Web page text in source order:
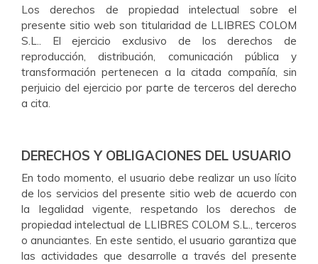
Los derechos de propiedad intelectual sobre el
presente sitio web son titularidad de LLIBRES COLOM
S.L.. El ejercicio exclusivo de los derechos de
reproducción, distribución, comunicación pública y
transformación pertenecen a la citada compañía, sin
perjuicio del ejercicio por parte de terceros del derecho
a cita.
DERECHOS Y OBLIGACIONES DEL USUARIO
En todo momento, el usuario debe realizar un uso lícito
de los servicios del presente sitio web de acuerdo con
la legalidad vigente, respetando los derechos de
propiedad intelectual de LLIBRES COLOM S.L., terceros
o anunciantes. En este sentido, el usuario garantiza que
las actividades que desarrolle a través del presente